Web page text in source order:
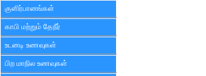
குளிர்பானங்கள்
காபி மற்றும் தேநீர்
உடனடி உணவுகள்
பிற மாநில உணவுகள்